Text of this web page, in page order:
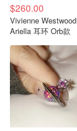
$260.00
Vivienne Westwood
Ariella 耳环 Orb款